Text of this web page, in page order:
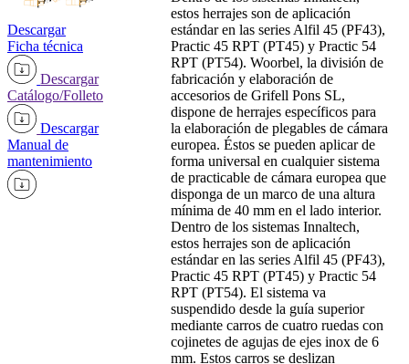
Descargar
Ficha técnica
Descargar
Catálogo/Folleto
Descargar
Manual de
mantenimiento
estos herrajes son de aplicación
estándar en las series Alfil 45 (PF43),
Practic 45 RPT (PT45) y Practic 54
RPT (PT54). Woorbel, la división de
fabricación y elaboración de
accesorios de Grifell Pons SL,
dispone de herrajes específicos para
la elaboración de plegables de cámara
europea. Éstos se pueden aplicar de
forma universal en cualquier sistema
de practicable de cámara europea que
disponga de un marco de una altura
mínima de 40 mm en el lado interior.
Dentro de los sistemas Innaltech,
estos herrajes son de aplicación
estándar en las series Alfil 45 (PF43),
Practic 45 RPT (PT45) y Practic 54
RPT (PT54). El sistema va
suspendido desde la guía superior
mediante carros de cuatro ruedas con
cojinetes de agujas de ejes inox de 6
mm. Estos carros se deslizan